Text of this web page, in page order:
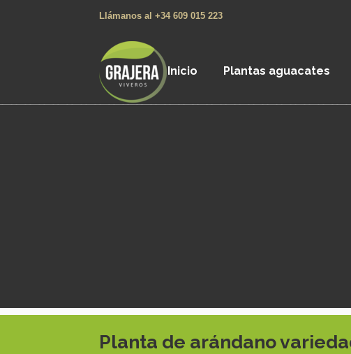
Llámanos al +34 609 015 223
Inicio Plantas aguacates
Planta de arándano